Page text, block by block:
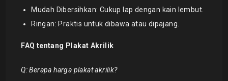
Mudah Dibersihkan: Cukup lap dengan kain lembut.
Ringan: Praktis untuk dibawa atau dipajang.
FAQ tentang Plakat Akrilik
Q: Berapa harga plakat akrilik?